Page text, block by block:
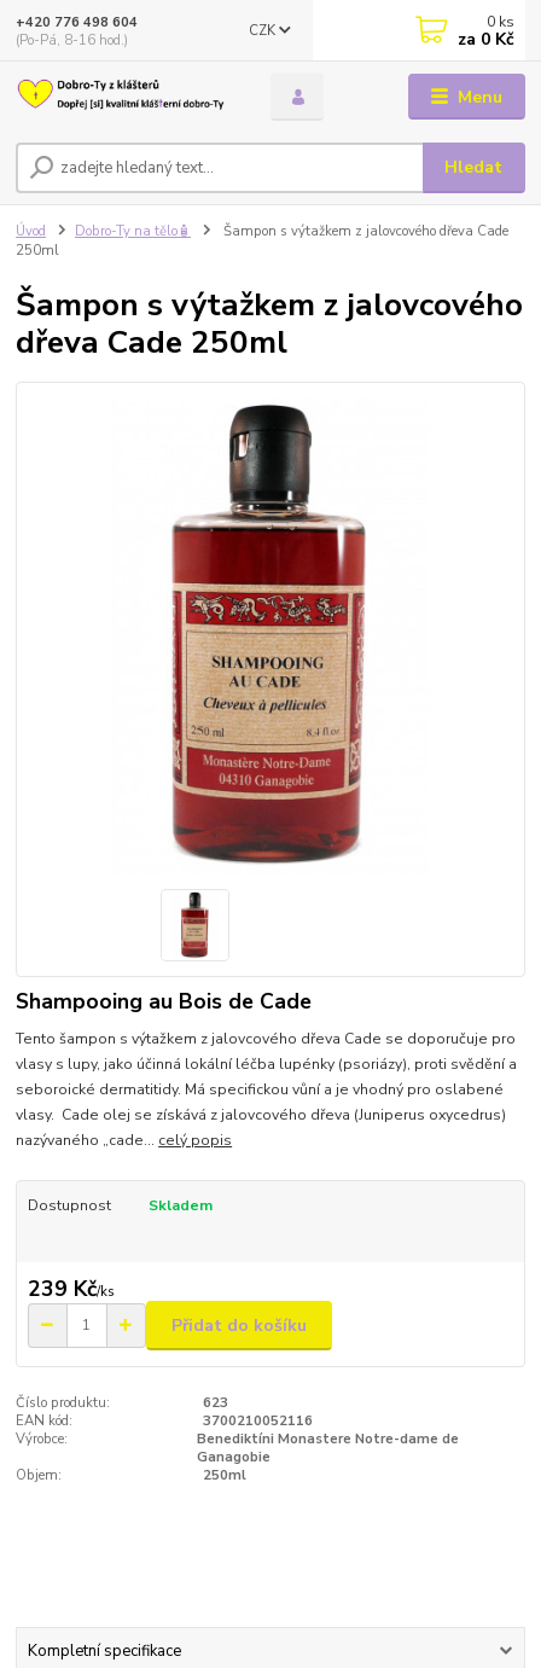
Menu
CZK
Hledat
+420 776 498 604
(Po-Pá, 8-16 hod.)
0 ks
za 0 Kč
Úvod Dobro-Ty na tělo🧴
Šampon s výtažkem z jalovcového dřeva Cade
250ml
Šampon s výtažkem z jalovcového
dřeva Cade 250ml
Shampooing au Bois de Cade
Tento šampon s výtažkem z jalovcového dřeva Cade se doporučuje pro
vlasy s lupy, jako účinná lokální léčba lupénky (psoriázy), proti svědění a
seboroické dermatitidy. Má specifickou vůní a je vhodný pro oslabené
vlasy. Cade olej se získává z jalovcového dřeva (Juniperus oxycedrus)
nazývaného „cade... celý popis
Dostupnost Skladem
239 Kč/ks
Přidat do košíku
Číslo produktu:
623
EAN kód:
3700210052116
Výrobce:
Benediktíni Monastere Notre-dame de
Ganagobie
Objem:
250ml
Kompletní specifikace